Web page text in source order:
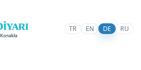
TR EN DE RU